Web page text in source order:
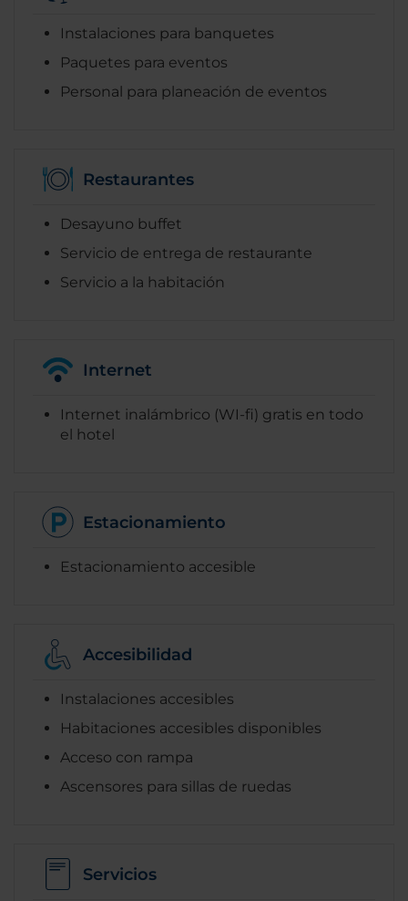
Instalaciones para banquetes
Paquetes para eventos
Personal para planeación de eventos
Restaurantes
Desayuno buffet
Servicio de entrega de restaurante
Servicio a la habitación
Internet
Internet inalámbrico (WI-fi) gratis en todo
el hotel
Estacionamiento
Estacionamiento accesible
Accesibilidad
Instalaciones accesibles
Habitaciones accesibles disponibles
Acceso con rampa
Ascensores para sillas de ruedas
Servicios